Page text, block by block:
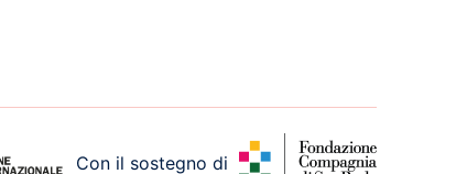
Con il sostegno di